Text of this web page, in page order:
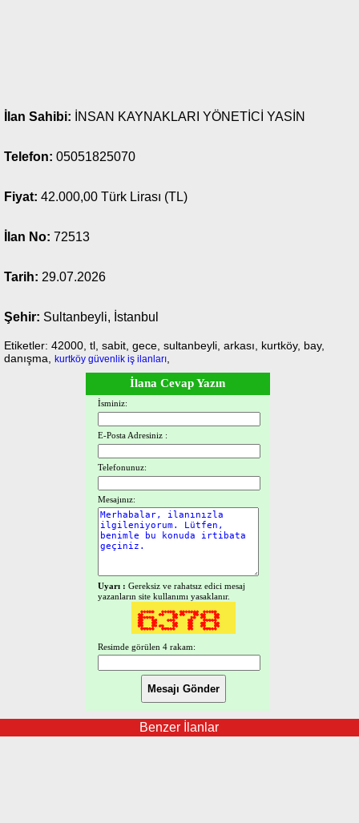
İlan Sahibi: İNSAN KAYNAKLARI YÖNETİCİ YASİN
Telefon: 05051825070
Fiyat: 42.000,00 Türk Lirası (TL)
İlan No: 72513
Tarih: 29.07.2026
Şehir: Sultanbeyli, İstanbul
Etiketler: 42000, tl, sabit, gece, sultanbeyli, arkası, kurtköy, bay,
danışma,
kurtköy güvenlik iş ilanları
İlana Cevap Yazın
İsminiz:
E-Posta Adresiniz :
Telefonunuz:
Mesajınız:
Uyarı : Gereksiz ve rahatsız edici mesaj
yazanların site kullanımı yasaklanır.
Resimde görülen 4 rakam:
Benzer İlanlar